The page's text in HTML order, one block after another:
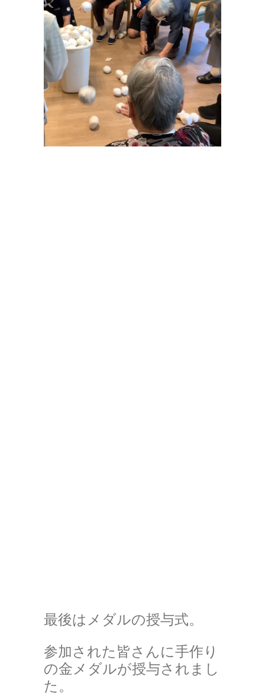
最後はメダルの授与式。
参加された皆さんに手作り
の金メダルが授与されまし
た。